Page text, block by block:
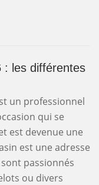
: les différentes
un professionnel
qui se
est devenue une
est une adresse
passionnés
ou divers